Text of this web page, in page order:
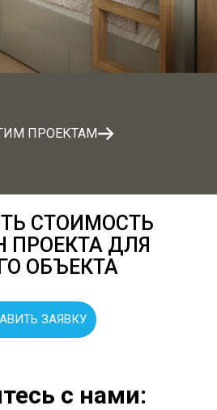
ПРОЕКТАМ
СТОИМОСТЬ
ПРОЕКТА ДЛЯ
ОБЪЕКТА
ЗАЯВКУ
с нами: